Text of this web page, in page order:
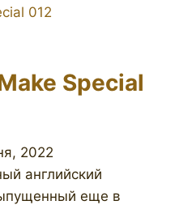
Special
2022
английский
еще в